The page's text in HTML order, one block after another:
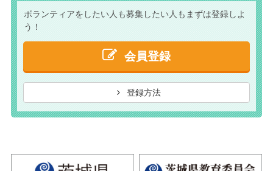
ボランティアをしたい人も募集したい人もまずは登録しよ
う！
会員登録
登録方法